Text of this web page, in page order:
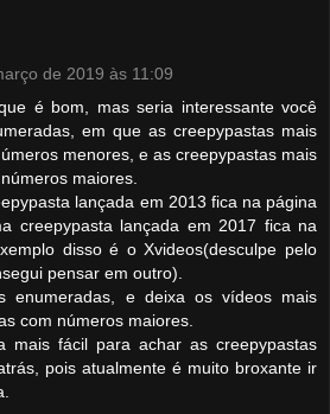
de 2019 às 11:09
é bom, mas seria interessante você
em que as creepypastas mais
menores, e as creepypastas mais
maiores.
lançada em 2013 fica na página
creepypasta lançada em 2017 fica na
disso é o Xvideos(desculpe pelo
pensar em outro).
enumeradas, e deixa os vídeos mais
com números maiores.
mais fácil para achar as creepypastas
pois atualmente é muito broxante ir